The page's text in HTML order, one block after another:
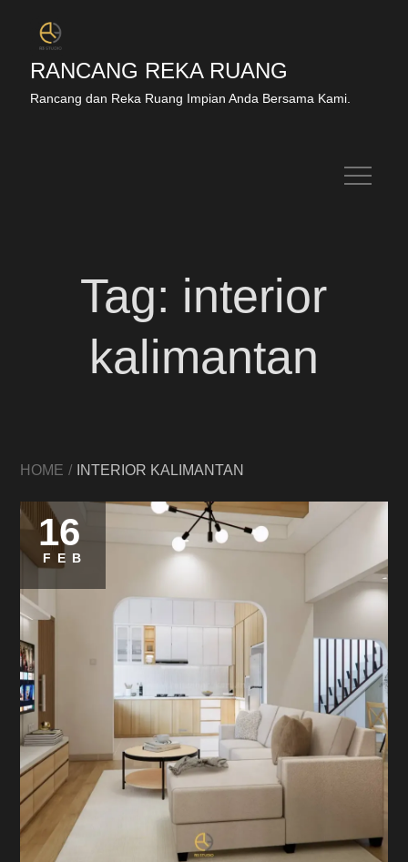
RANCANG REKA RUANG
Rancang dan Reka Ruang Impian Anda Bersama Kami.
Tag: interior
kalimantan
HOME INTERIOR KALIMANTAN
16
FEB